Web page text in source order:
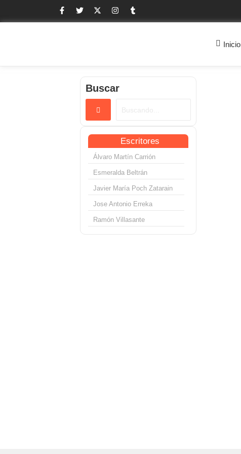
Inicio
Buscar
Escritores
Álvaro Martín Carrión
Esmeralda Beltrán
Javier María Poch Zatarain
Jose Antonio Erreka
Ramón Villasante